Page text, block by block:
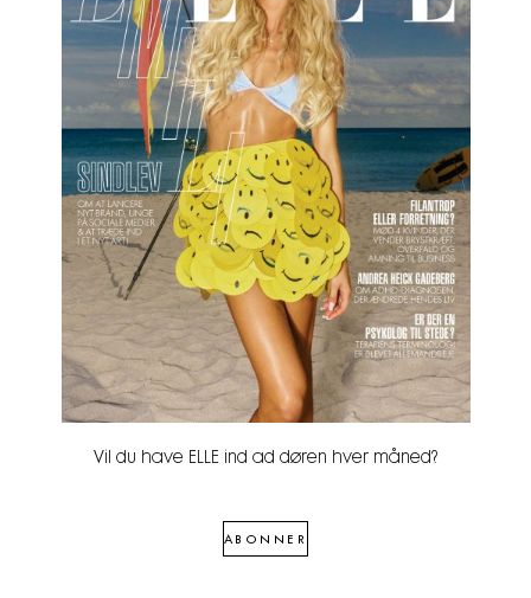
Vil du have ELLE ind ad døren hver måned?
ABONNER